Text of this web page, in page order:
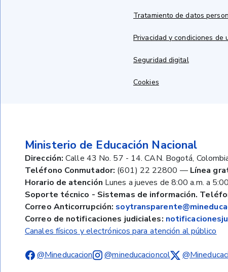
Tratamiento de datos
Privacidad y condiciones de
Seguridad digital
Cookies
Ministerio de Educación Nacional
Dirección: Calle 43 No. 57 - 14. CAN. Bogotá,
Teléfono Conmutador: (601) 22 22800 — Línea
Horario de atención Lunes a jueves de 8:00 a.m. a
Soporte técnico - Sistemas de información.
Correo Anticorrupción:
Correo de notificaciones judiciales:
Canales físicos y electrónicos para atención al público
@Mineducacion @mineducacioncol